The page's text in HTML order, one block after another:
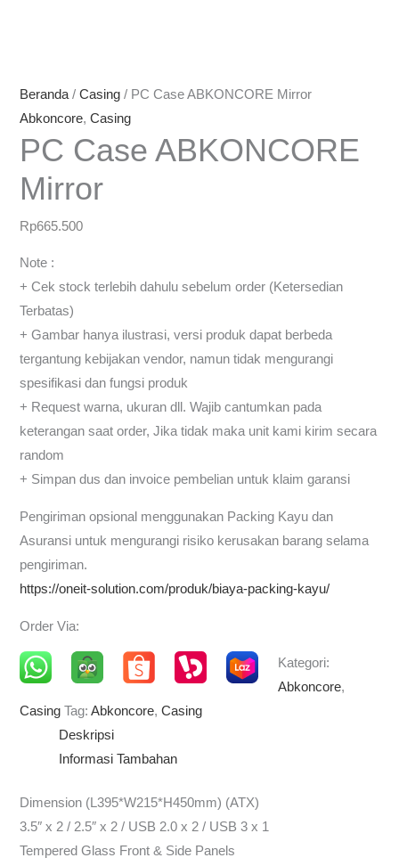
Beranda/Casing / PC Case ABKONCORE Mirror
Abkoncore,Casing
PC Case ABKONCORE
Mirror
Rp665.500
Note :
+ Cek stock terlebih dahulu sebelum order (Ketersedian
Terbatas)
+ Gambar hanya ilustrasi, versi produk dapat berbeda
tergantung kebijakan vendor, namun tidak mengurangi
spesifikasi dan fungsi produk
+ Request warna, ukuran dll. Wajib cantumkan pada
keterangan saat order, Jika tidak maka unit kami kirim secara
random
+ Simpan dus dan invoice pembelian untuk klaim garansi
Pengiriman opsional menggunakan Packing Kayu dan
Asuransi untuk mengurangi risiko kerusakan barang selama
pengiriman.
https://oneit-solution.com/produk/biaya-packing-kayu/
Order Via:
Kategori:
Abkoncore,
Casing Tag:Abkoncore,Casing
Deskripsi
Informasi Tambahan
Dimension (L395*W215*H450mm) (ATX)
3.5″ x 2 / 2.5″ x 2 / USB 2.0 x 2 / USB 3 x 1
Tempered Glass Front & Side Panels